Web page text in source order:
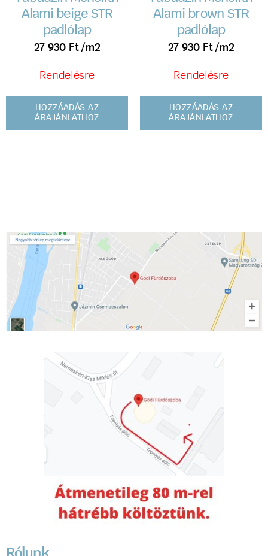
Alami beige STR
padlólap
27 930 Ft /m2
Rendelésre
HOZZÁADÁS AZ
ÁRAJÁNLATHOZ
Alami brown STR
padlólap
27 930 Ft /m2
Rendelésre
HOZZÁADÁS AZ
ÁRAJÁNLATHOZ